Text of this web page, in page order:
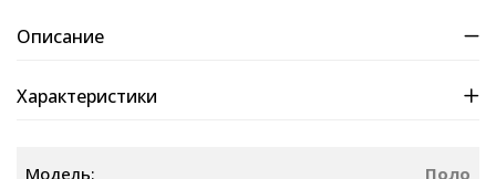
Описание
Характеристики
Модель: Поло